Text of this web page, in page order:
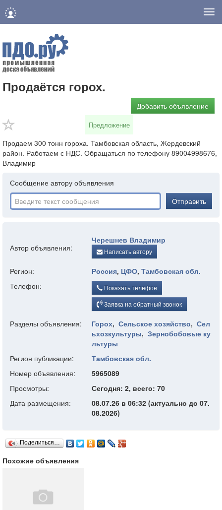
Продаётся горох.
Добавить объявление
Предложение
Продаем 300 тонн гороха. Тамбовская область, Жердевский
район. Работаем с НДС. Обращаться по телефону 89004998676,
Владимир
Сообщение автору объявления
Отправить
Автор объявления:
Черешнев Владимир
Написать автору
Регион: Россия, ЦФО, Тамбовская обл.
Телефон:
Показать телефон
Заявка на обратный звонок
Разделы объявления: Горох, Сельское хозяйство, Сел
ьхозкультуры, Зернобобовые ку
льтуры
Регион публикации:
Тамбовская обл.
Номер объявления:
5965089
Просмотры:
Сегодня: 2, всего: 70
Дата размещения:
08.07.26 в 06:32 (актуально до 07.
08.2026)
Поделиться…
Похожие объявления